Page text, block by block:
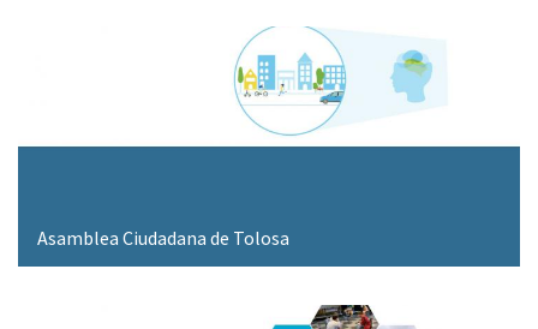
Asamblea Ciudadana de Tolosa